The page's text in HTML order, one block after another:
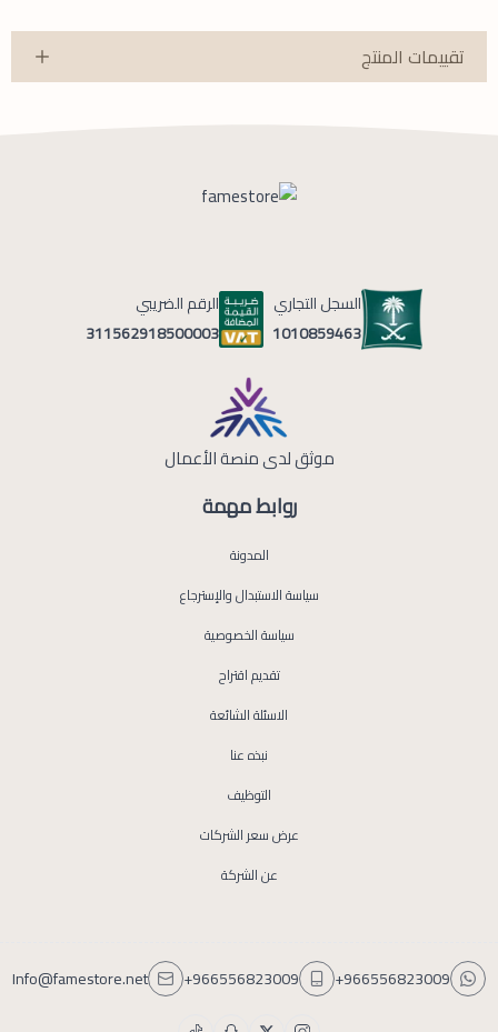
تقييمات المنتج
روابط مهمة
المدونة
سياسة الاستبدال والإسترجاع
سياسة الخصوصية
تقديم اقتراح
الاسئلة الشائعة
نبذه عنا
التوظيف
عرض سعر الشركات
عن الشركة
السجل التجاري
1010859463
الرقم الضريبي
311562918500003
موثق لدى منصة الأعمال
+966556823009
+966556823009
Info@famestore.net